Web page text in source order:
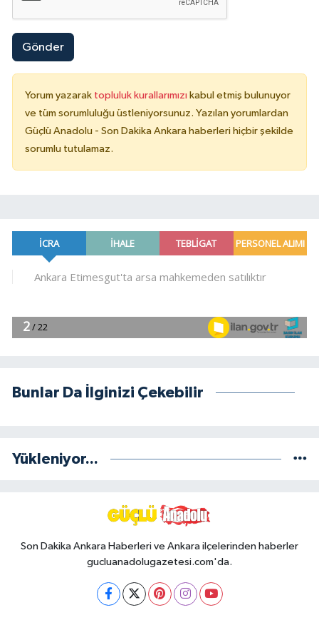
Gönder
Yorum yazarak topluluk kurallarımızı kabul etmiş bulunuyor
ve tüm sorumluluğu üstleniyorsunuz. Yazılan yorumlardan
Güçlü Anadolu - Son Dakika Ankara haberleri hiçbir şekilde
sorumlu tutulamaz.
Bunlar Da İlginizi Çekebilir
Yükleniyor...
Son Dakika Ankara Haberleri ve Ankara ilçelerinden haberler
gucluanadolugazetesi.com'da.